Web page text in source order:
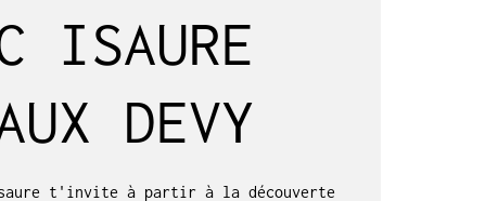
ISAURE
DEVY
Isaure t'invite à partir à la découverte